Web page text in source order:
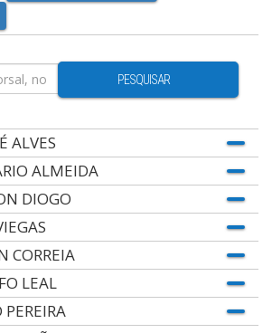
PESQUISAR
ALVES
ALMEIDA
DIOGO
CORREIA
LEAL
PEREIRA